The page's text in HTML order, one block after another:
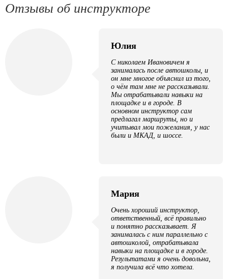
Отзывы об инструкторе
Юлия
С николаем Ивановичем я
занималась после автошколы, и
он мне многое объяснил из того,
о чём там мне не рассказывали.
Мы отрабатывали навыки на
площадке и в городе. В
основном инструктор сам
предлагал маршруты, но и
учитывал мои пожелания, у нас
были и МКАД, и шоссе.
Мария
Очень хороший инструктор,
ответственный, всё правильно
и понятно рассказывает. Я
занималась с ним параллельно с
автошколой, отрабатывала
навыки на площадке и в городе.
Результатами я очень довольна,
я получила всё что хотела.